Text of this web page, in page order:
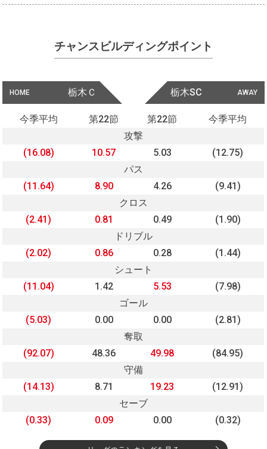
チャンスビルディングポイント
HOME 栃木Ｃ AWAY
栃木SC
今季平均 第22節 第22節
今季平均
攻撃
(16.08)
10.57 5.03
(12.75)
パス
(11.64)
8.90 4.26
(9.41)
クロス
(2.41)
0.81 0.49
(1.90)
ドリブル
(2.02)
0.86 0.28
(1.44)
シュート
(11.04)
1.42 5.53
(7.98)
ゴール
(5.03)
0.00 0.00
(2.81)
奪取
(92.07)
48.36 49.98
(84.95)
守備
(14.13)
8.71 19.23
(12.91)
セーブ
(0.33)
0.09 0.00 (0.32)